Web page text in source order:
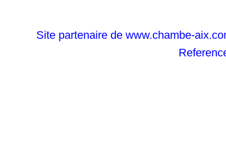
Site partenaire de www.chambe-